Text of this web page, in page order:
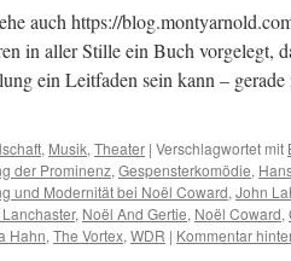
auch https://
in aller Stille ein Buch vorgelegt,
ein Leitfaden sein kann –
, Musik, Theater | Verschlagwortet mit
der Prominenz, Gespensterkomödie,
und Modernität bei Noël Coward, John
, Noël And Gertie, Noël Coward,
Hahn, The Vortex, WDR | Kommentar